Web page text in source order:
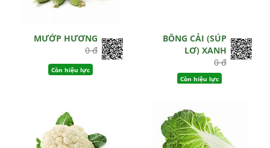
MƯỚP HƯƠNG
0 đ
Còn hiệu lực
BÔNG CẢI (SÚP
LƠ) XANH
0 đ
Còn hiệu lực